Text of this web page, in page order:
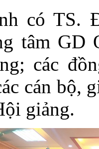
có TS.
tâm
các
cán bộ,
giảng.